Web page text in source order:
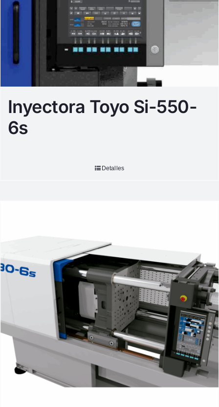
Inyectora Toyo Si-550-
6s
Detalles